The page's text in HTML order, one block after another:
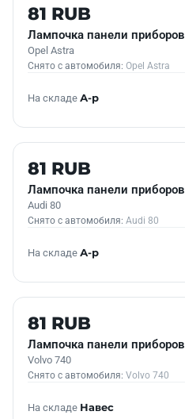
Б/У В НАЛИЧИИ
81 RUB
Лампочка панели приборов
Opel Astra
Снято с автомобиля: Opel Astra
На складе А-р
Б/У В НАЛИЧИИ
81 RUB
Лампочка панели приборов
Audi 80
Снято с автомобиля: Audi 80
На складе А-р
Б/У В НАЛИЧИИ
81 RUB
Лампочка панели приборов
Volvo 740
Снято с автомобиля: Volvo 740
На складе Навес